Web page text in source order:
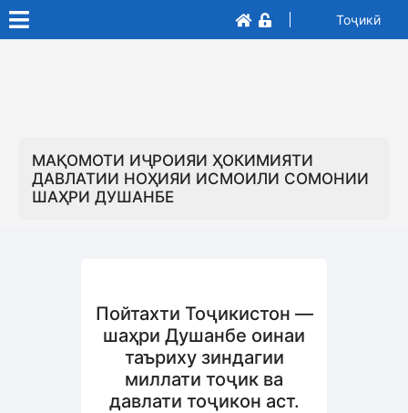
Тоҷикӣ
МАҚОМОТИ ИҶРОИЯИ ҲОКИМИЯТИ
ДАВЛАТИИ НОҲИЯИ ИСМОИЛИ СОМОНИИ
ШАҲРИ ДУШАНБЕ
Пойтахти Тоҷикистон —
шаҳри Душанбе оинаи
таъриху зиндагии
миллати тоҷик ва
давлати тоҷикон аст.